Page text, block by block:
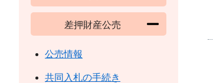
差押財産公売
公売情報
共同入札の手続き